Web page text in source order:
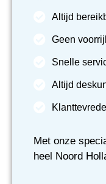
Altijd
Geen
Snelle
Altijd
Met onze
heel Noord